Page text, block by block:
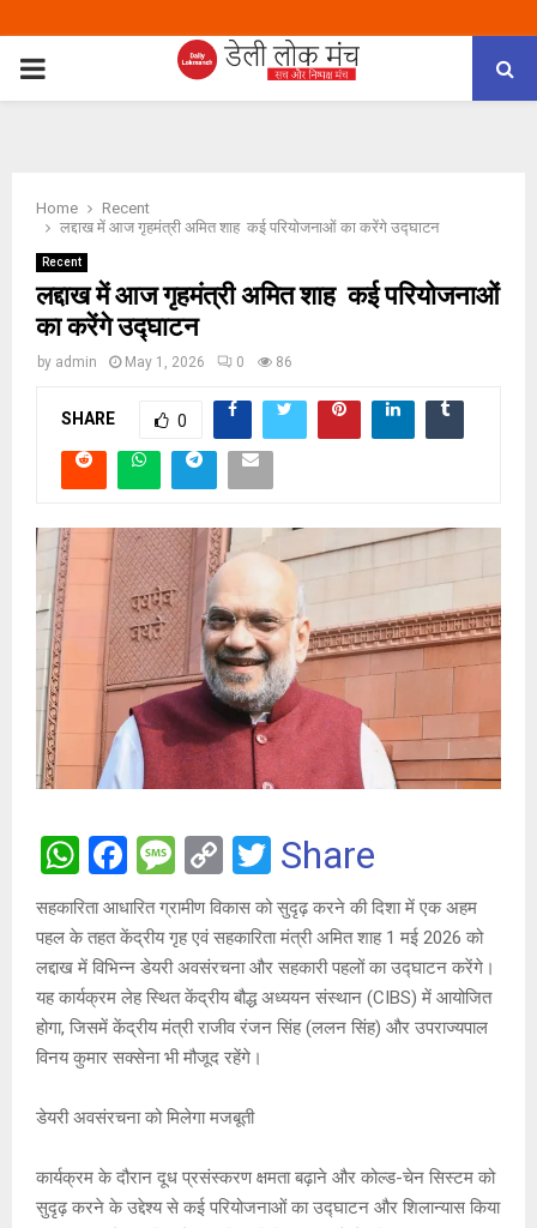
PRIMARY
Home
Recent
लद्दाख में आज गृहमंत्री अमित शाह कई परियोजनाओं का करेंगे उद्घाटन
Recent
लद्दाख में आज गृहमंत्री अमित शाह कई परियोजनाओं
का करेंगे उद्घाटन
by admin May 1, 2026 0 86
SHARE 0
W
h
at
s
A
p
F
a
ce
b
o
o
M
es
s
a
g
e
C
o
py
Li
n
k
T
wi
tt
er
Share
सहकारिता आधारित ग्रामीण विकास को सुदृढ़ करने की दिशा में एक अहम
पहल के तहत केंद्रीय गृह एवं सहकारिता मंत्री अमित शाह 1 मई 2026 को
लद्दाख में विभिन्न डेयरी अवसंरचना और सहकारी पहलों का उद्घाटन करेंगे।
यह कार्यक्रम लेह स्थित केंद्रीय बौद्ध अध्ययन संस्थान (CIBS) में आयोजित
होगा, जिसमें केंद्रीय मंत्री राजीव रंजन सिंह (ललन सिंह) और उपराज्यपाल
विनय कुमार सक्सेना भी मौजूद रहेंगे।
डेयरी अवसंरचना को मिलेगा मजबूती
कार्यक्रम के दौरान दूध प्रसंस्करण क्षमता बढ़ाने और कोल्ड-चेन सिस्टम को
सुदृढ़ करने के उद्देश्य से कई परियोजनाओं का उद्घाटन और शिलान्यास किया